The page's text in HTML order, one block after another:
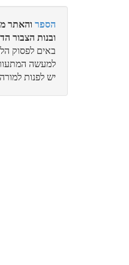
הספר והאתר
ובנות הצבור
באים לפסוק
למעשה
יש לפנות